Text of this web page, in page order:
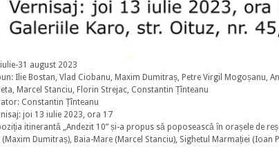
31 august 2023
Ilie Bostan, Vlad Ciobanu, Maxim Dumitraș, Petre Virgil Mogoșanu,
Marcel Stanciu, Florin Strejac, Constantin Țînteanu
Constantin Țînteanu
joi 13 iulie 2023, ora 17
itinerantǎ „Andezit 10” și-a propus sǎ poposeascǎ ȋn orașele de
(Maxim Dumitraș), Baia-Mare (Marcel Stanciu), Sighetul Marmației (Ioan